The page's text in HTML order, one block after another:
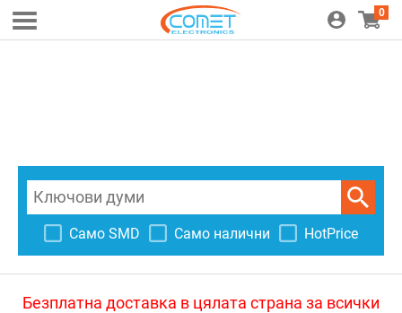
0
Само SMD Само налични HotPrice
Безплатна доставка в цялата страна за всички